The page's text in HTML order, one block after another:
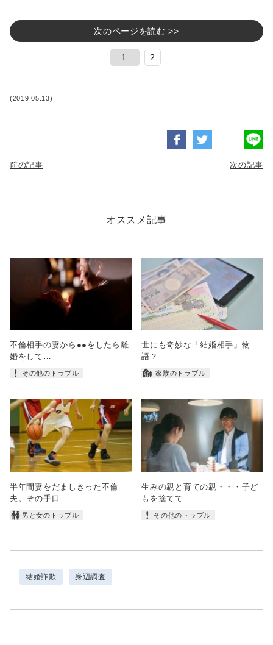
次のページを読む >>
1 2
(2019.05.13)
前の記事 次の記事
オススメ記事
不倫相手の妻から●●をしたら離
婚をして…
その他のトラブル
世にも奇妙な「結婚相手」物
語？
家族のトラブル
半年間妻をだましきった不倫
夫。その手口…
男と女のトラブル
生みの親と育ての親・・・子ど
もを捨てて…
その他のトラブル
結婚詐欺 身辺調査